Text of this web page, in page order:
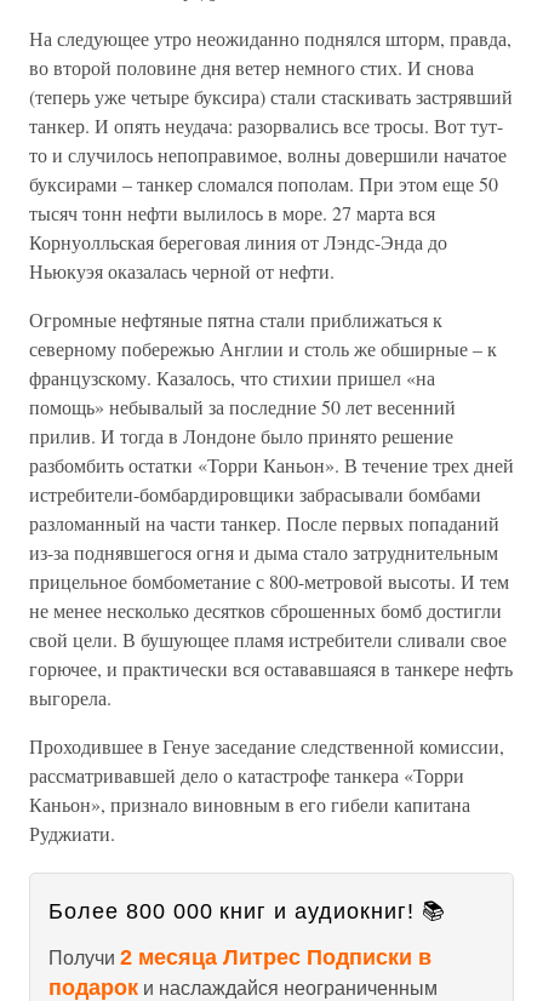
На следующее утро неожиданно поднялся шторм, правда,
во второй половине дня ветер немного стих. И снова
(теперь уже четыре буксира) стали стаскивать застрявший
танкер. И опять неудача: разорвались все тросы. Вот тут-
то и случилось непоправимое, волны довершили начатое
буксирами – танкер сломался пополам. При этом еще 50
тысяч тонн нефти вылилось в море. 27 марта вся
Корнуолльская береговая линия от Лэндс-Энда до
Ньюкуэя оказалась черной от нефти.
Огромные нефтяные пятна стали приближаться к
северному побережью Англии и столь же обширные – к
французскому. Казалось, что стихии пришел «на
помощь» небывалый за последние 50 лет весенний
прилив. И тогда в Лондоне было принято решение
разбомбить остатки «Торри Каньон». В течение трех дней
истребители-бомбардировщики забрасывали бомбами
разломанный на части танкер. После первых попаданий
из-за поднявшегося огня и дыма стало затруднительным
прицельное бомбометание с 800-метровой высоты. И тем
не менее несколько десятков сброшенных бомб достигли
свой цели. В бушующее пламя истребители сливали свое
горючее, и практически вся остававшаяся в танкере нефть
выгорела.
Проходившее в Генуе заседание следственной комиссии,
рассматривавшей дело о катастрофе танкера «Торри
Каньон», признало виновным в его гибели капитана
Руджиати.
Более 800 000 книг и аудиокниг! 📚
Получи 2 месяца Литрес Подписки в
подарок и наслаждайся неограниченным